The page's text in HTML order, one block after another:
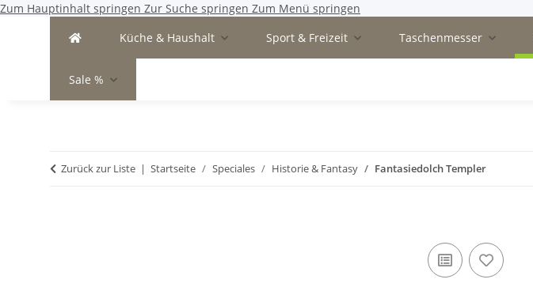
Zum Hauptinhalt springen Zur Suche springen Zum Menü springen
Küche & Haushalt
Sport & Freizeit Taschenmesser
Sale %
Zurück zur Liste Startseite Speciales Historie & Fantasy Fantasiedolch Templer